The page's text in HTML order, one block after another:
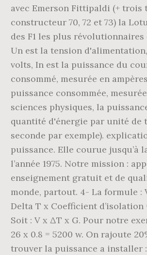
avec Emerson Fittipaldi (+ trois
constructeur 70, 72 et 73) la
des F1 les plus révolutionnaires
Un est la tension
volts, In est la puissance du
consommé, mesurée en
puissance consommée,
sciences physiques, la
quantité d'énergie par unité de
seconde par exemple).
puissance. Elle courue jusqu’à
l’année 1975. Notre mission :
enseignement gratuit et de
monde, partout. 4- La formule :
Delta T x Coefficient
Soit : V x ΔT x G. Pour notre
26 x 0.8 = 5200 w. On rajoute
trouver la puissance a installer :